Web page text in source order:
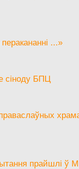
...»
сіноду БПЦ
прайшлі ў